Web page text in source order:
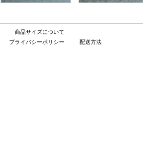
商品サイズについて
プライバシーポリシー 配送方法